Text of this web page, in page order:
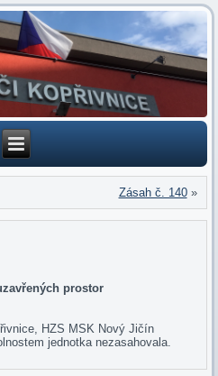
Zásah č. 140»
prostor
HZS MSK Nový Jičín
jednotka nezasahovala.